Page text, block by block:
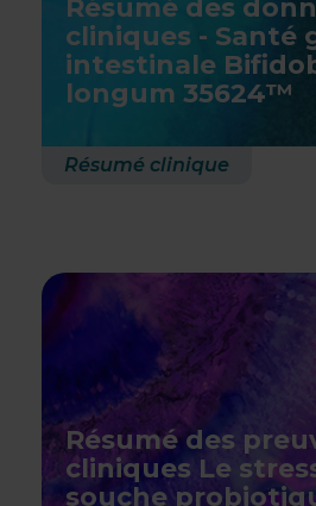
Résumé des
cliniques - Santé
intestinale
longum 35624™
Résumé clinique
Résumé des
cliniques Le
souche